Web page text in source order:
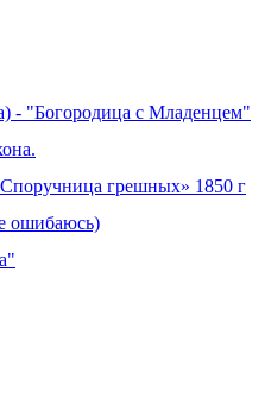
- "Богородица с Младенцем"
грешных» 1850 г
ошибаюсь)